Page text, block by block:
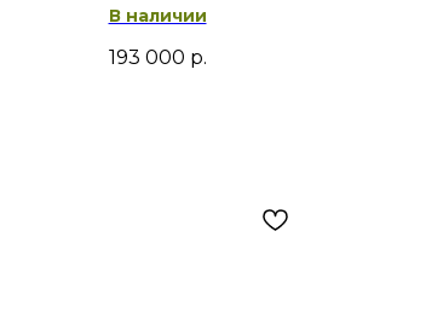
можно разместить
удобно
Светлая обивка
столами,
В наличии
193 000 р.